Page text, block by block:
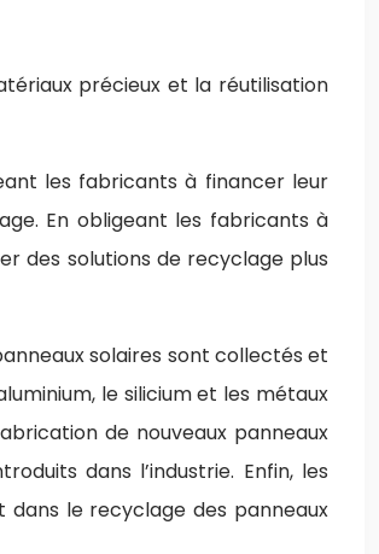
précieux et la réutilisation
les fabricants à financer leur
En obligeant les fabricants à
des solutions de recyclage plus
solaires sont collectés et
le silicium et les métaux
de nouveaux panneaux
dans l’industrie. Enfin, les
le recyclage des panneaux